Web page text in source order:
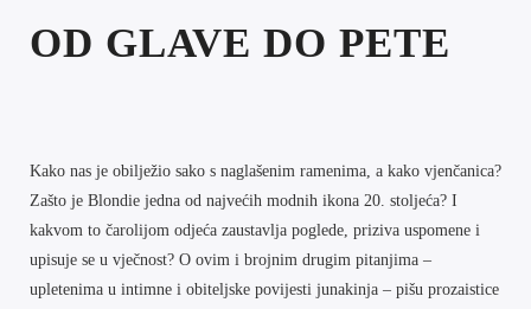
OD GLAVE DO PETE
Kako nas je obilježio sako s naglašenim ramenima, a kako vjenčanica?
Zašto je Blondie jedna od najvećih modnih ikona 20. stoljeća? I
kakvom to čarolijom odjeća zaustavlja poglede, priziva uspomene i
upisuje se u vječnost? O ovim i brojnim drugim pitanjima –
upletenima u intimne i obiteljske povijesti junakinja – pišu prozaistice